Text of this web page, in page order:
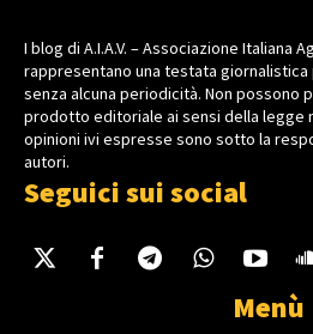
I blog di A.I.A.V. – Associazione Italiana
rappresentano una testata
senza alcuna periodicità. Non possono
prodotto editoriale ai sensi della legge
opinioni ivi espresse sono sotto la
autori.
Seguici sui social
Menù